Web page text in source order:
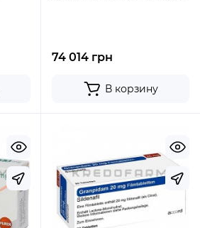
74 014 грн
В корзину